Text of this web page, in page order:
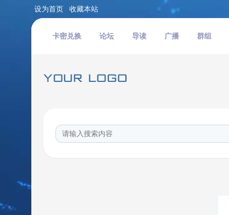
设为首页 收藏本站
卡密兑换 论坛 导读 广播 群组